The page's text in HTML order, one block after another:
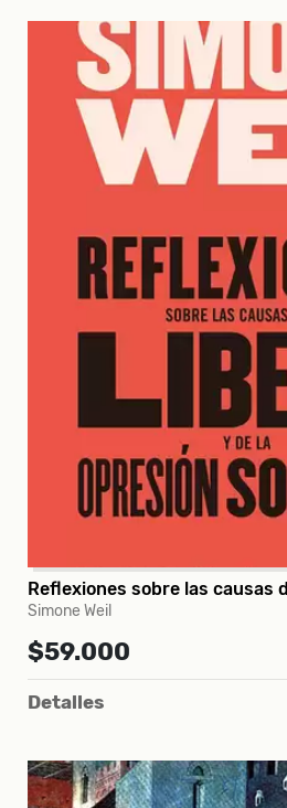
Simone Weil
$59.000
Detalles